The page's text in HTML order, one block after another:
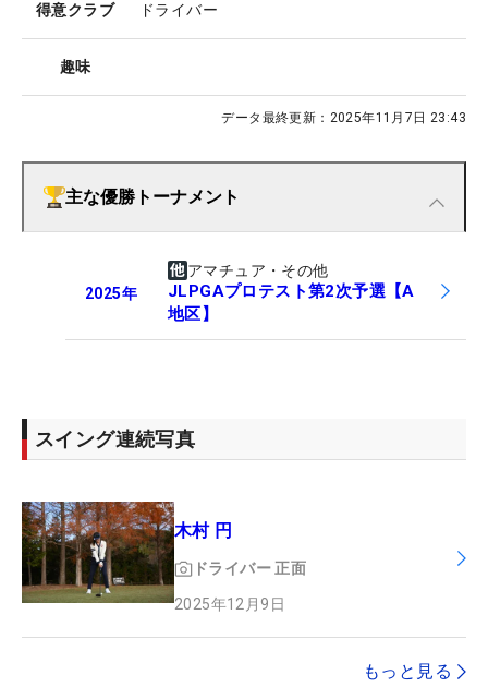
得意クラブ ドライバー
趣味
データ最終更新： 2025年11月7日 23:43
主な優勝トーナメント
2025年
アマチュア・その他
JLPGAプロテスト第2次予選【A
地区】
スイング連続写真
木村 円
ドライバー 正面
2025年12月9日
もっと見る